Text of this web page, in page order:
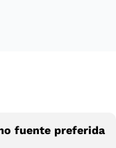
fuente preferida